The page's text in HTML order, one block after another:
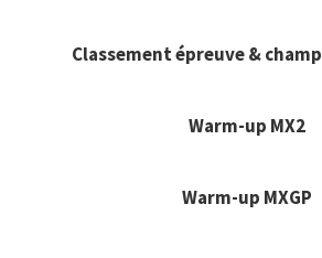
Classement épreuve &
Warm-up MX2
Warm-up MXGP